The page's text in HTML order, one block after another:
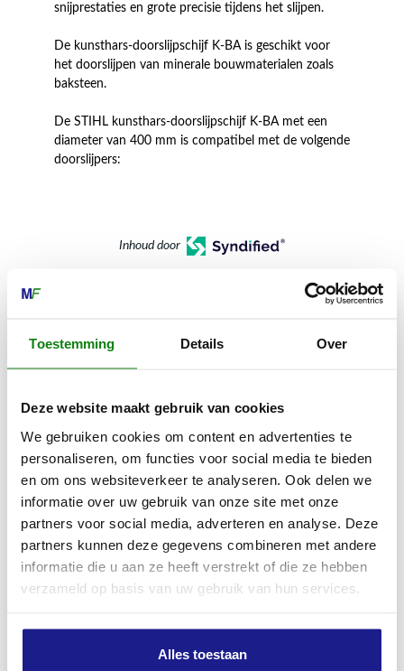
Toestemming Details Over
Deze website maakt gebruik van cookies
We gebruiken cookies om content en advertenties te
personaliseren, om functies voor social media te bieden
en om ons websiteverkeer te analyseren. Ook delen we
informatie over uw gebruik van onze site met onze
partners voor social media, adverteren en analyse. Deze
partners kunnen deze gegevens combineren met andere
informatie die u aan ze heeft verstrekt of die ze hebben
verzameld op basis van uw gebruik van hun services.
Alles toestaan
snijprestaties en grote precisie tijdens het slijpen.
De kunsthars-doorslijpschijf K-BA is geschikt voor
het doorslijpen van minerale bouwmaterialen zoals
baksteen.
De STIHL kunsthars-doorslijpschijf K-BA met een
diameter van 400 mm is compatibel met de volgende
doorslijpers:
Inhoud door
MECHANISATIE FRANEKER
8801 RD Franeker
0517-396800
info@mechanisatiefraneker.nl
Bij storing:06-83139573
OPENINGSTIJDEN